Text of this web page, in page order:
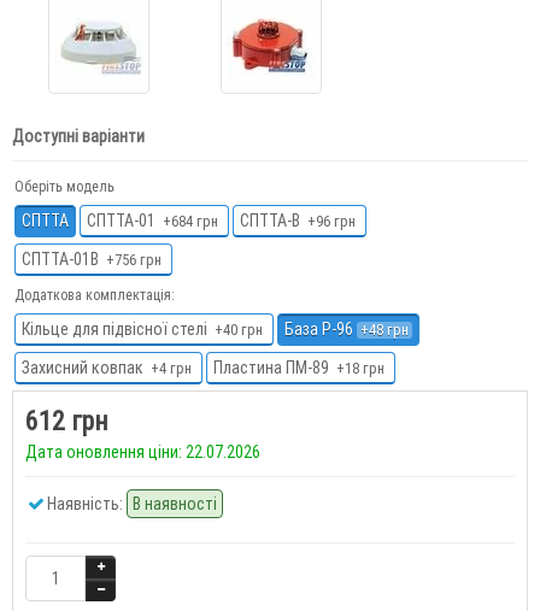
Доступні варіанти
Оберіть модель
СПТТА СПТТА-01 +684 грн СПТТА-В +96 грн
СПТТА-01В +756 грн
Додаткова комплектація:
Кільце для підвісної стелі +40 грн База Р-96 +48 грн
Захисний ковпак +4 грн Пластина ПМ-89 +18 грн
612 грн
Дата оновлення ціни: 22.07.2026
Наявність: В наявності